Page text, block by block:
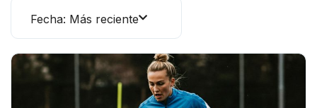
Fecha: Más reciente